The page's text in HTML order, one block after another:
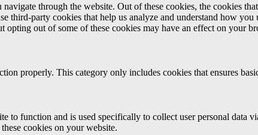
through the website. Out of these cookies, the cookies
third-party cookies that help us analyze and understand how
opting out of some of these cookies may have an effect on your
properly. This category only includes cookies that ensures
function and is used specifically to collect user personal data
cookies on your website.